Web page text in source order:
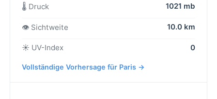
🌡️ Druck 1021 mb
👁️ Sichtweite 10.0 km
☀️ UV-Index 0
Vollständige Vorhersage für Paris →